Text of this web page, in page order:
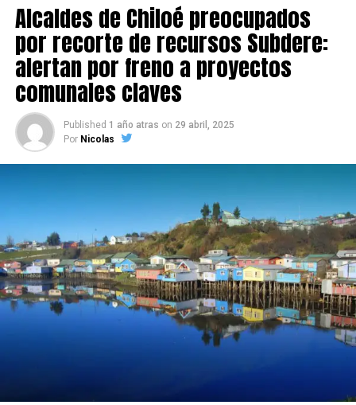
Alcaldes de Chiloé preocupados
por recorte de recursos Subdere:
alertan por freno a proyectos
comunales claves
Published 1 año atras on 29 abril, 2025
Por Nicolas